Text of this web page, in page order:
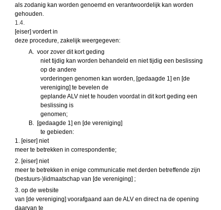
als zodanig kan worden genoemd en verantwoordelijk kan worden
gehouden.
1.4.
[eiser] vordert in
deze procedure, zakelijk weergegeven:
A. voor zover dit kort geding
niet tijdig kan worden behandeld en niet tijdig een beslissing
op de andere
vorderingen genomen kan worden, [gedaagde 1] en [de
vereniging] te bevelen de
geplande ALV niet te houden voordat in dit kort geding een
beslissing is
genomen;
B. [gedaagde 1] en [de vereniging]
te gebieden:
1. [eiser] niet
meer te betrekken in correspondentie;
2. [eiser] niet
meer te betrekken in enige communicatie met derden betreffende zijn
(bestuurs-)lidmaatschap van [de vereniging] ;
3. op de website
van [de vereniging] voorafgaand aan de ALV en direct na de opening
daarvan te